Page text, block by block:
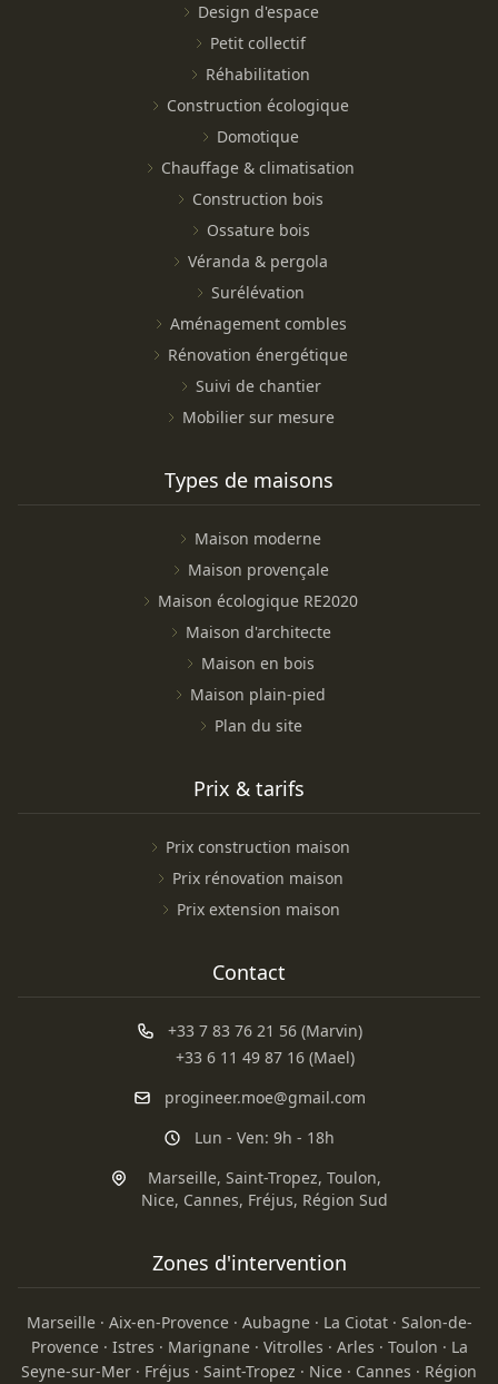
Design d'espace
Petit collectif
Réhabilitation
Construction écologique
Domotique
Chauffage & climatisation
Construction bois
Ossature bois
Véranda & pergola
Surélévation
Aménagement combles
Rénovation énergétique
Suivi de chantier
Mobilier sur mesure
Types de maisons
Maison moderne
Maison provençale
Maison écologique RE2020
Maison d'architecte
Maison en bois
Maison plain-pied
Plan du site
Prix & tarifs
Prix construction maison
Prix rénovation maison
Prix extension maison
Contact
+33 7 83 76 21 56 (Marvin)
+33 6 11 49 87 16 (Mael)
progineer.moe@gmail.com
Lun - Ven: 9h - 18h
Marseille, Saint-Tropez, Toulon,
Nice, Cannes, Fréjus, Région Sud
Zones d'intervention
Marseille· Aix-en-Provence· Aubagne· La Ciotat· Salon-de-
Provence· Istres · Marignane· Vitrolles · Arles · Toulon · La
Seyne-sur-Mer · Fréjus · Saint-Tropez · Nice · Cannes · Région